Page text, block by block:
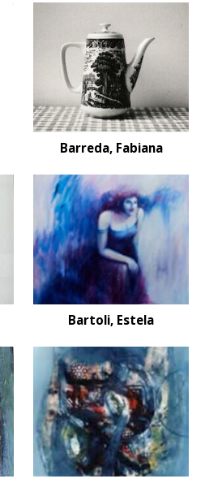
Barreda, Fabiana
Bartoli, Estela